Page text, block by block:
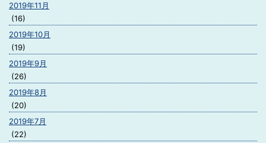
2019年11月
(16)
2019年10月
(19)
2019年9月
(26)
2019年8月
(20)
2019年7月
(22)